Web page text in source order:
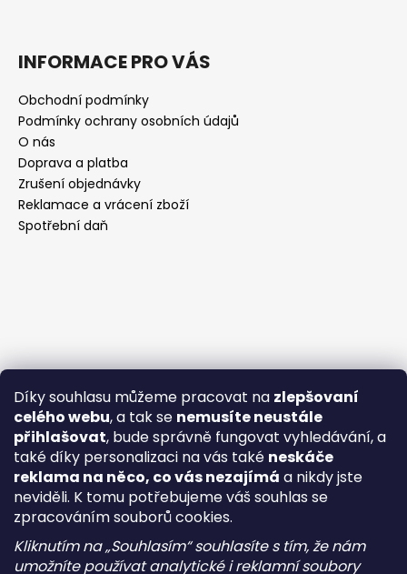
Díky souhlasu můžeme pracovat na zlepšovaní
celého webu, a tak se nemusíte neustále
přihlašovat, bude správně fungovat vyhledávání, a
také díky personalizaci na vás také neskáče
reklama na něco, co vás nezajímá a nikdy jste
neviděli. K tomu potřebujeme váš souhlas se
zpracováním souborů cookies.
Kliknutím na „Souhlasím“ souhlasíte s tím, že nám
umožníte používat analytické i reklamní soubory
INFORMACE PRO VÁS
Obchodní podmínky
Podmínky ochrany osobních údajů
O nás
Doprava a platba
Zrušení objednávky
Reklamace a vrácení zboží
Spotřební daň